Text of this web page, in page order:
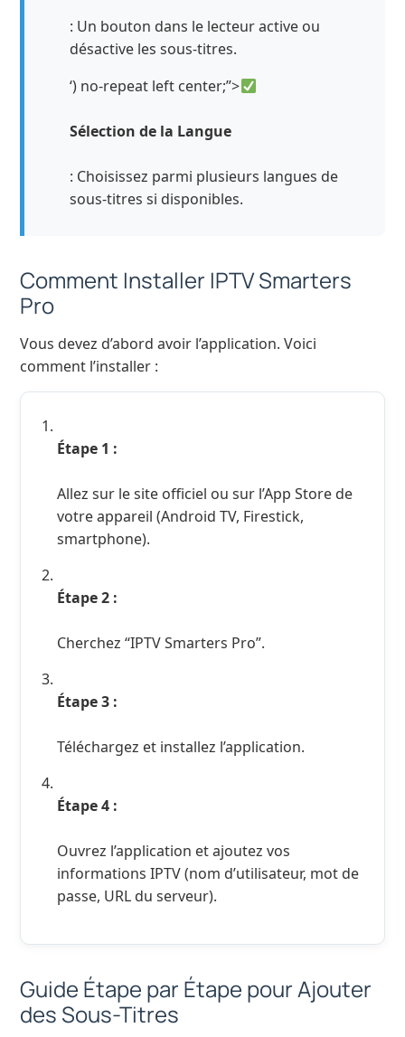
: Un bouton dans le lecteur active ou
désactive les sous-titres.
‘) no-repeat left center;”>
Sélection de la Langue
: Choisissez parmi plusieurs langues de
sous-titres si disponibles.
Comment Installer IPTV Smarters
Pro
Vous devez d’abord avoir l’application. Voici
comment l’installer :
Étape 1 :
Allez sur le site officiel ou sur l’App Store de
votre appareil (Android TV, Firestick,
smartphone).
Étape 2 :
Cherchez “IPTV Smarters Pro”.
Étape 3 :
Téléchargez et installez l’application.
Étape 4 :
Ouvrez l’application et ajoutez vos
informations IPTV (nom d’utilisateur, mot de
passe, URL du serveur).
Guide Étape par Étape pour Ajouter
des Sous-Titres